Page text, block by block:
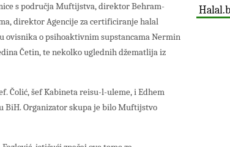
s područja Muftijstva, direktor Behram-
direktor Agencije za certificiranje halal
o psihoaktivnim supstancama Nermin
Četin, te nekolko uglednih džematlija iz
Čolić, šef Kabineta reisu-l-uleme, i Edhem
BiH. Organizator skupa je bilo Muftijstvo